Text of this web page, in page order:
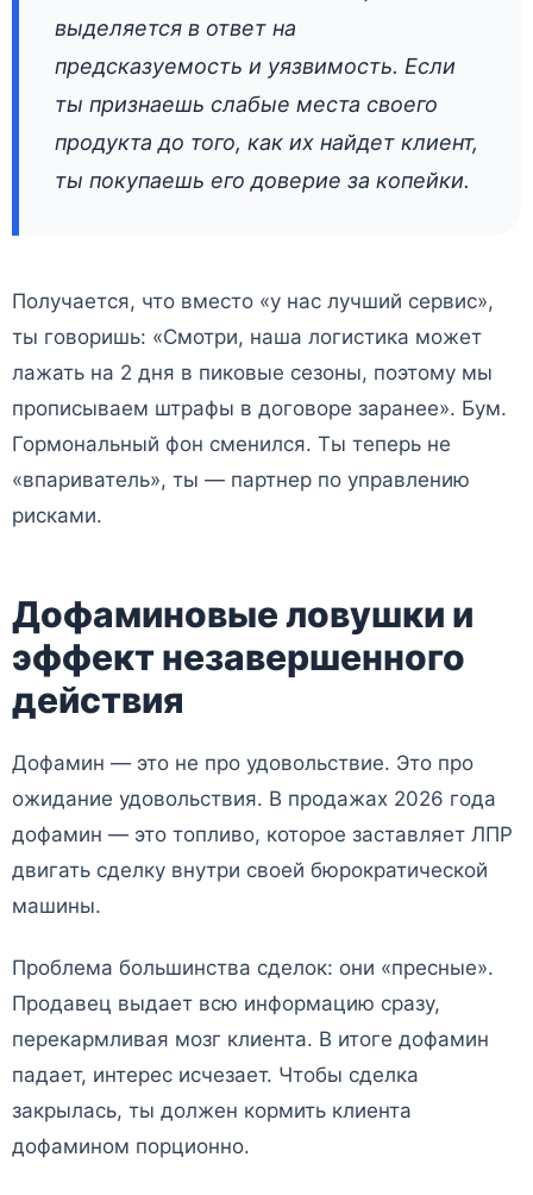
выделяется в ответ на
предсказуемость и уязвимость. Если
ты признаешь слабые места своего
продукта до того, как их найдет клиент,
ты покупаешь его доверие за копейки.
Получается, что вместо «у нас лучший сервис»,
ты говоришь: «Смотри, наша логистика может
лажать на 2 дня в пиковые сезоны, поэтому мы
прописываем штрафы в договоре заранее». Бум.
Гормональный фон сменился. Ты теперь не
«впариватель», ты — партнер по управлению
рисками.
Дофаминовые ловушки и
эффект незавершенного
действия
Дофамин — это не про удовольствие. Это про
ожидание удовольствия. В продажах 2026 года
дофамин — это топливо, которое заставляет ЛПР
двигать сделку внутри своей бюрократической
машины.
Проблема большинства сделок: они «пресные».
Продавец выдает всю информацию сразу,
перекармливая мозг клиента. В итоге дофамин
падает, интерес исчезает. Чтобы сделка
закрылась, ты должен кормить клиента
дофамином порционно.